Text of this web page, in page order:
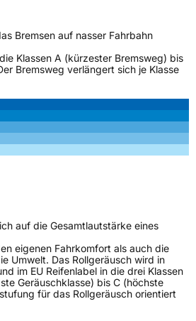
/ Alpine-Symbol
(GPSR)
Bremsen auf nasser Fahrbahn
Klassen A (kürzester Bremsweg) bis
Bremsweg verlängert sich je Klasse
auf die Gesamtlautstärke eines
eigenen Fahrkomfort als auch die
Umwelt. Das Rollgeräusch wird in
im EU Reifenlabel in die drei Klassen
Geräuschklasse) bis C (höchste
für das Rollgeräusch orientiert